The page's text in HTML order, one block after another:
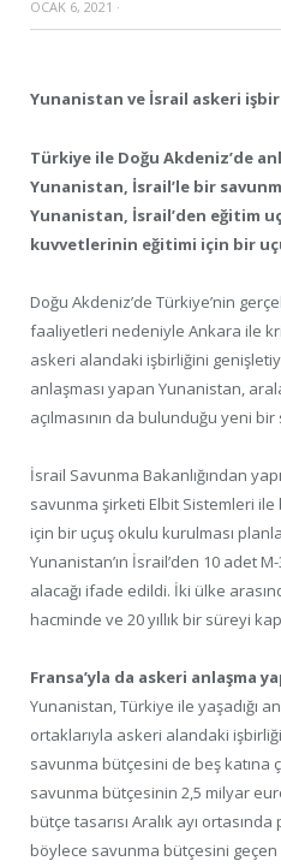
OCAK 6, 2021 ·
Yunanistan ve İsrail askeri
Türkiye ile Doğu Akdeniz’de
Yunanistan, İsrail’le bir
Yunanistan, İsrail’den eğitim
kuvvetlerinin eğitimi için bir
Doğu Akdeniz’de Türkiye’nin
faaliyetleri nedeniyle Ankara ile
askeri alandaki işbirliğini
anlaşması yapan Yunanistan,
açılmasının da bulunduğu yeni
İsrail Savunma Bakanlığından
savunma şirketi Elbit Sistemleri
için bir uçuş okulu kurulması
Yunanistan’ın İsrail’den 10 adet
alacağı ifade edildi. İki ülke
hacminde ve 20 yıllık bir süreyi
Fransa’yla da askeri anlaşma
Yunanistan, Türkiye ile yaşadığı
ortaklarıyla askeri alandaki
savunma bütçesini de beş katına
savunma bütçesinin 2,5 milyar
bütçe tasarısı Aralık ayı
böylece savunma bütçesini geçen